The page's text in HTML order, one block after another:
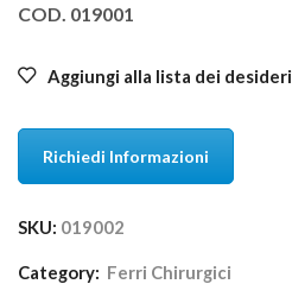
COD. 019001
Aggiungi alla lista dei desideri
Richiedi Informazioni
SKU: 019002
Category: Ferri Chirurgici